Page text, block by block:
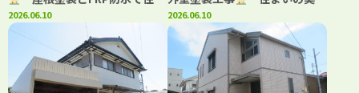
いをメンテナンス！
2026.06.10
と安心を守る外装リフォーム！
2026.06.10